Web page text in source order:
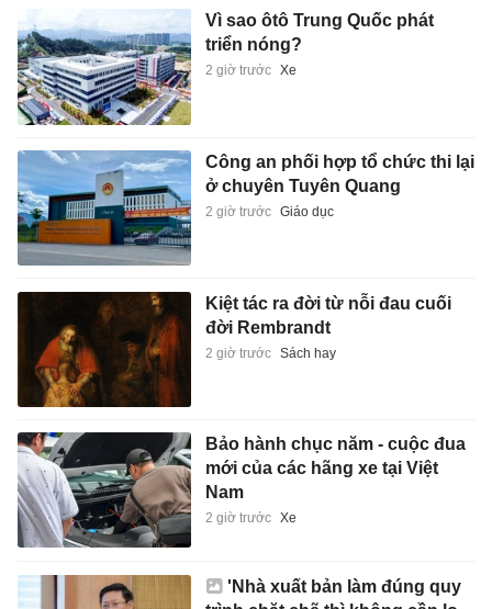
Vì sao ôtô Trung Quốc phát
triển nóng?
2 giờ trước Xe
Công an phối hợp tổ chức thi lại
ở chuyên Tuyên Quang
2 giờ trước Giáo dục
Kiệt tác ra đời từ nỗi đau cuối
đời Rembrandt
2 giờ trước Sách hay
Bảo hành chục năm - cuộc đua
mới của các hãng xe tại Việt
Nam
2 giờ trước Xe
'Nhà xuất bản làm đúng quy